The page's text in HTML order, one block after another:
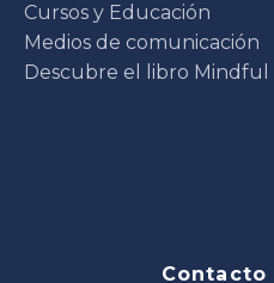
Cursos y Educación
Medios de comunicación
Descubre el libro Mindful